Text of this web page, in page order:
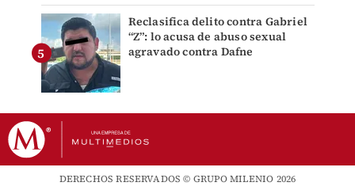
Reclasifica delito contra Gabriel
“Z”: lo acusa de abuso sexual
agravado contra Dafne
DERECHOS RESERVADOS © GRUPO MILENIO 2026